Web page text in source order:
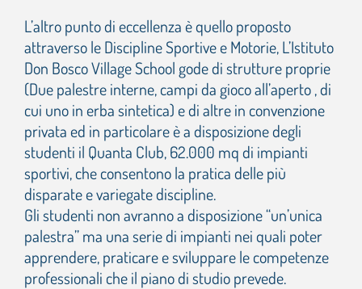
L’altro punto di eccellenza è quello proposto
attraverso le Discipline Sportive e Motorie, L’Istituto
Don Bosco Village School gode di strutture proprie
(Due palestre interne, campi da gioco all’aperto , di
cui uno in erba sintetica) e di altre in convenzione
privata ed in particolare è a disposizione degli
studenti il Quanta Club, 62.000 mq di impianti
sportivi, che consentono la pratica delle più
disparate e variegate discipline.
Gli studenti non avranno a disposizione “un’unica
palestra” ma una serie di impianti nei quali poter
apprendere, praticare e sviluppare le competenze
professionali che il piano di studio prevede.